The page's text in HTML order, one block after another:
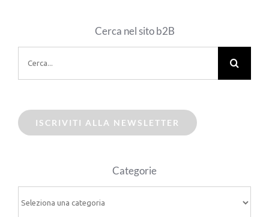
Cerca nel sito b2B
per:
ISCRIVITI ALLA NEWSLETTER
Categorie